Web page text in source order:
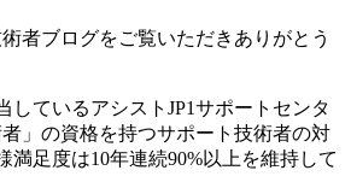
者ブログをご覧いただきありがとう
しているアシストJP1サポートセンタ
」の資格を持つサポート技術者の対
満足度は10年連続90%以上を維持して